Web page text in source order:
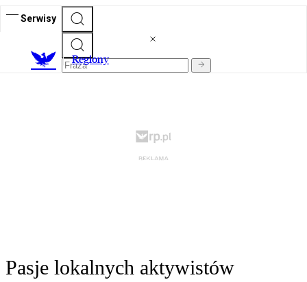
Serwisy
Regiony
Pasje lokalnych aktywistów